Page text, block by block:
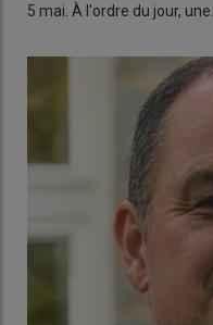
5 mai. À l'ordre du jour, une…